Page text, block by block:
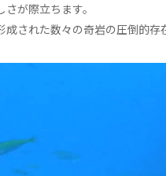
が際立ちます。
された数々の奇岩の圧倒的存